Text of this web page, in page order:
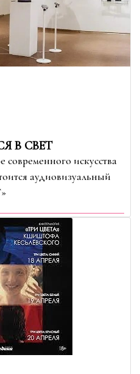
В СВЕТ
современного искусства
аудиовизуальный